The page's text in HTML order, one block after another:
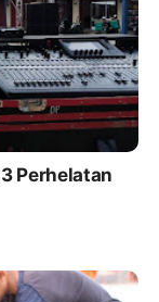
Perhelatan